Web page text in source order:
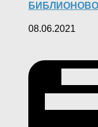
08.06.2021